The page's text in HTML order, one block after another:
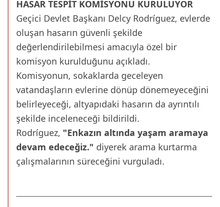
HASAR TESPİT KOMİSYONU KURULUYOR
Geçici Devlet Başkanı Delcy Rodríguez, evlerde
oluşan hasarın güvenli şekilde
değerlendirilebilmesi amacıyla özel bir
komisyon kurulduğunu açıkladı.
Komisyonun, sokaklarda geceleyen
vatandaşların evlerine dönüp dönemeyeceğini
belirleyeceği, altyapıdaki hasarın da ayrıntılı
şekilde inceleneceği bildirildi.
Rodríguez, "Enkazın altında yaşam aramaya
devam edeceğiz." diyerek arama kurtarma
çalışmalarının süreceğini vurguladı.